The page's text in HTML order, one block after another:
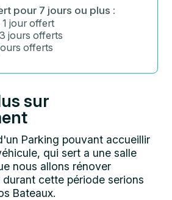
sur
Parking pouvant accueillir
qui sert a une salle
nous allons rénover
cette période serions
Bateaux.
pour 7 jours ou plus :
1 jour offert
jours offerts
offerts